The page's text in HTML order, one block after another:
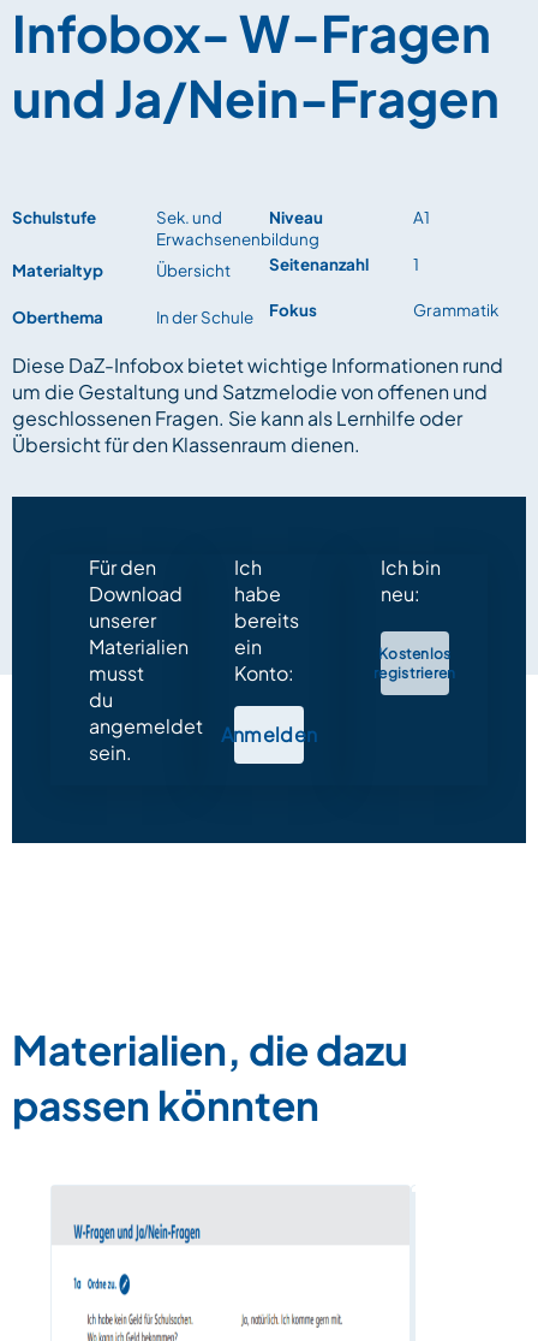
Infobox- W-Fragen
und Ja/Nein-Fragen
Schulstufe
Sek. und
Erwachsenenbildung
Materialtyp
Übersicht
Oberthema In der Schule
Niveau A1
Seitenanzahl 1
Fokus Grammatik
Diese DaZ-Infobox bietet wichtige Informationen rund
um die Gestaltung und Satzmelodie von offenen und
geschlossenen Fragen. Sie kann als Lernhilfe oder
Übersicht für den Klassenraum dienen.
Für den
Download
unserer
Materialien
musst
du
angemeldet
sein.
Ich
habe
bereits
ein
Konto:
Anmelden
Ich bin
neu:
Kostenlos
registrieren
Materialien, die dazu
passen könnten